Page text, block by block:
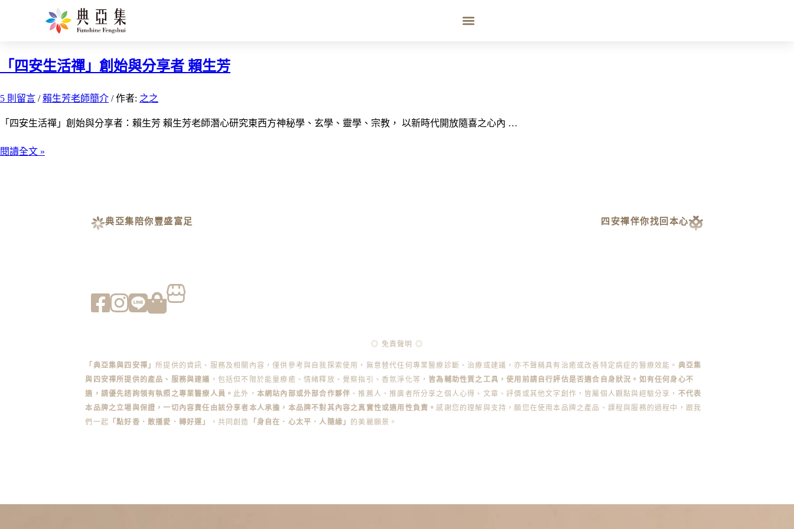
賴生芳老師簡介
「四安生活禪」創始與分享者 賴生芳
5 則留言 /賴生芳老師簡介 / 作者: 之之
「四安生活禪」創始與分享者：賴生芳 賴生芳老師潛心研究東西方神秘學、玄學、靈學、宗教， 以新時代開放隨喜之心內 …
閱讀全文 »
典亞集陪你豐盛富足 四安禪伴你找回本心
◎ 免責聲明 ◎
「典亞集與四安禪」 所提供的資訊、服務及相關內容，僅供參考與自我探索使用，無意替代任何專業醫療診斷、治療或建議，亦不聲稱具有治癒或改善特定病症的醫療效能。 典亞集
與四安禪所提供的產品、服務與建議 ，包括但不限於能量療癒、情緒釋放、覺察指引、香氛淨化等， 皆為輔助性質之工具，使用前請自行評估是否適合自身狀況。如有任何身心不
適，請優先諮詢領有執照之專業醫療人員。 此外， 本網站內部或外部合作夥伴 、推薦人、推廣者所分享之個人心得、文章、評價或其他文字創作，皆屬個人觀點與經驗分享， 不代表
本品牌之立場與保證，一切內容責任由該分享者本人承擔，本品牌不對其內容之真實性或適用性負責。 感謝您的理解與支持，願您在使用本品牌之產品、課程與服務的過程中，跟我
們一起 「點好香．散播愛．轉好運」 ，共同創造 「身自在．心太平．人隨緣」 的美麗願景。